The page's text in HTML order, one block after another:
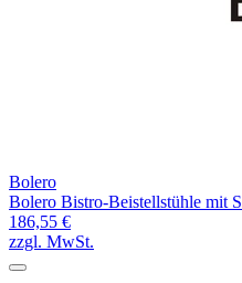
Bolero
Bolero Bistro-Beistellstühle mit
186,55 €
zzgl. MwSt.